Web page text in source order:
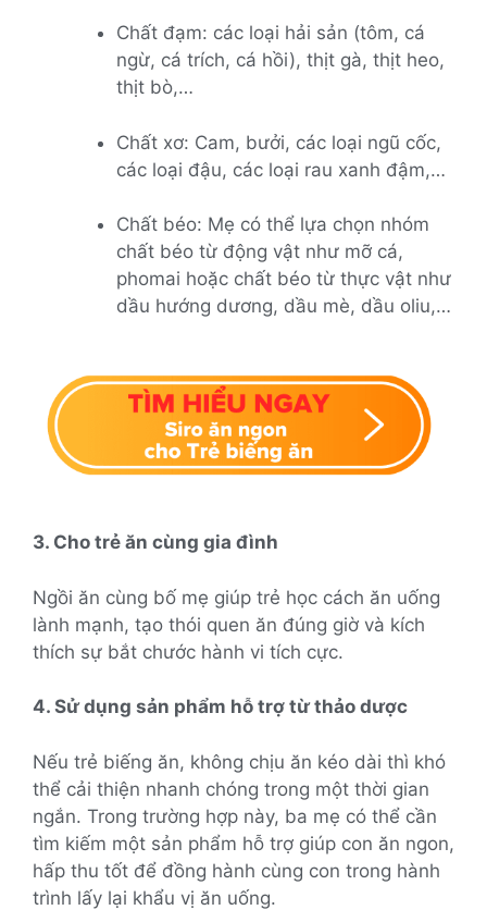
Chất đạm: các loại hải sản (tôm, cá
ngừ, cá trích, cá hồi), thịt gà, thịt heo,
thịt bò,…
Chất xơ: Cam, bưởi, các loại ngũ cốc,
các loại đậu, các loại rau xanh đậm,…
Chất béo: Mẹ có thể lựa chọn nhóm
chất béo từ động vật như mỡ cá,
phomai hoặc chất béo từ thực vật như
dầu hướng dương, dầu mè, dầu oliu,…
3. Cho trẻ ăn cùng gia đình
Ngồi ăn cùng bố mẹ giúp trẻ học cách ăn uống
lành mạnh, tạo thói quen ăn đúng giờ và kích
thích sự bắt chước hành vi tích cực.
4. Sử dụng sản phẩm hỗ trợ từ thảo dược
Nếu trẻ biếng ăn, không chịu ăn kéo dài thì khó
thể cải thiện nhanh chóng trong một thời gian
ngắn. Trong trường hợp này, ba mẹ có thể cần
tìm kiếm một sản phẩm hỗ trợ giúp con ăn ngon,
hấp thu tốt để đồng hành cùng con trong hành
trình lấy lại khẩu vị ăn uống.